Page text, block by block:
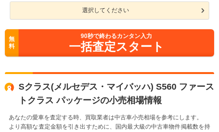
選択してください
無
料
90秒で終わるカンタン入力
一括査定スタート
Sクラス(メルセデス・マイバッハ) S560 ファース
トクラス パッケージの小売相場情報
あなたの愛車を査定する時、買取業者は中古車小売相場を参考にします。
より高額な査定金額を引き出すために、国内最大級の中古車物件掲載数を持